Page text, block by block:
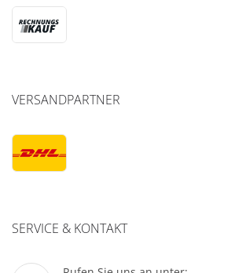
VERSANDPARTNER
SERVICE & KONTAKT